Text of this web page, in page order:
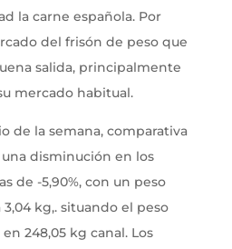
la carne española. Por
del frisón de peso que
salida, principalmente
mercado habitual.
de la semana, comparativa
una disminución en los
de -5,90%, con un peso
kg,. situando el peso
248,05 kg canal. Los